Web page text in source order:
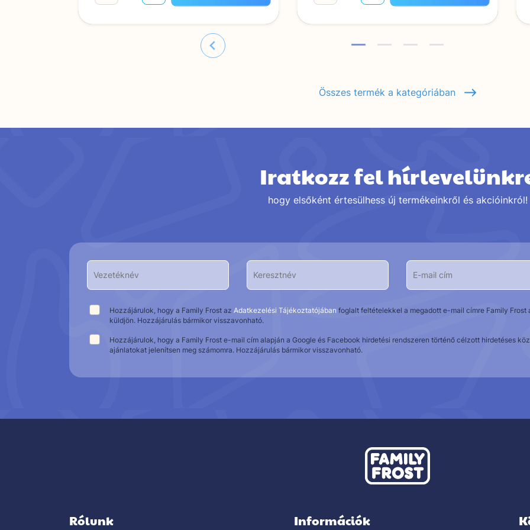
Összes termék a kategóriában
Iratkozz fel
hogy elsőként értesülhess új termékeinkről és akcióinkról!
Hozzájárulok, hogy a Family Frost az Adatkezelési Tájékoztatójában foglalt feltételekkel a megadott e-mail címre Family
küldjön. Hozzájárulás bármikor visszavonható.
Hozzájárulok, hogy a Family Frost e-mail cím alapján a Google és Facebook hirdetési rendszeren történő célzott hirdetéses
ajánlatokat jelenítsen meg számomra. Hozzájárulás bármikor visszavonható.
Rólunk Információk